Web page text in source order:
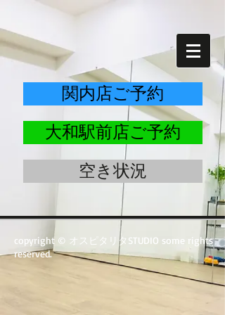
関内店ご予約
大和駅前店ご予約
空き状況
copyright © オスピタリタSTUDIO some rights
reserved.